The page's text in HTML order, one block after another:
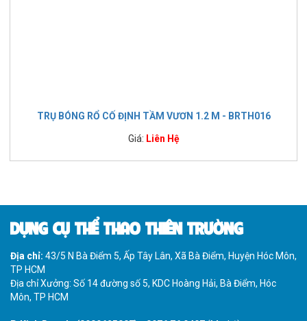
TRỤ BÓNG RỔ CỐ ĐỊNH TẦM VƯƠN 1.2 M - BRTH016
Giá: Liên Hệ
DỤNG CỤ THỂ THAO THIÊN TRƯỜNG
Địa chỉ: 43/5 N Bà Điểm 5, Ấp Tây Lân, Xã Bà Điểm, Huyện Hóc Môn,
TP HCM
Địa chỉ Xưởng: Số 14 đường số 5, KDC Hoàng Hải, Bà Điểm, Hóc
Môn, TP HCM